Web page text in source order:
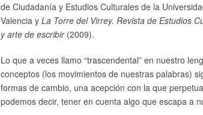
de Ciudadanía y Estudios Culturales de la
Valencia y La Torre del Virrey. Revista de Estudios
y arte de escribir(2009).
Lo que a veces llamo “trascendental” en nuestro
conceptos (los movimientos de nuestras palabras)
formas de cambio, una acepción con la que
podemos decir, tener en cuenta algo que escapa a